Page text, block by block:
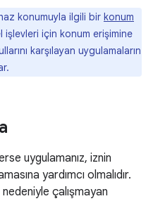
konumuyla ilgili bir konum
işlevleri için konum erişimine
karşılayan uygulamaların
uygulamanız, iznin
yardımcı olmalıdır.
çalışmayan